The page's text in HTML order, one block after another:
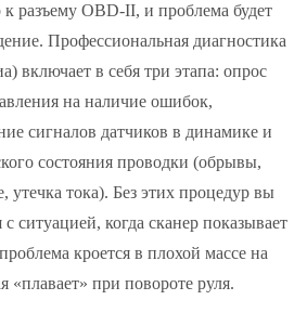
разъему OBD-II, и проблема будет
Профессиональная диагностика
включает в себя три этапа: опрос
на наличие ошибок,
сигналов датчиков в динамике и
состояния проводки (обрывы,
утечка тока). Без этих процедур вы
с ситуацией, когда сканер показывает
кроется в плохой массе на
«плавает» при повороте руля.